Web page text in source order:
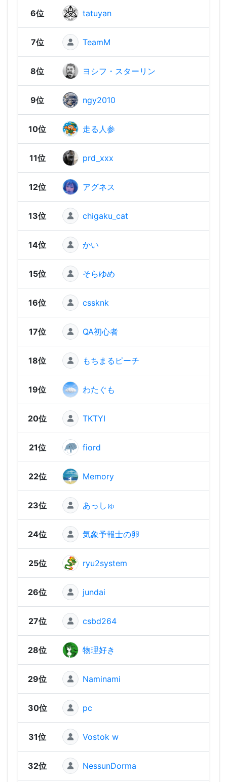
6位 tatuyan
7位 TeamM
8位 ヨシフ・スターリン
9位 ngy2010
10位 走る人参
11位 prd_xxx
12位 アグネス
13位 chigaku_cat
14位 かい
15位 そらゆめ
16位 cssknk
17位 QA初心者
18位 もちまるピーチ
19位 わたぐも
20位 TKTYI
21位 fiord
22位 Memory
23位 あっしゅ
24位 気象予報士の卵
25位 ryu2system
26位 jundai
27位 csbd264
28位 物理好き
29位 Naminami
30位 pc
31位 Vostok w
32位 NessunDorma